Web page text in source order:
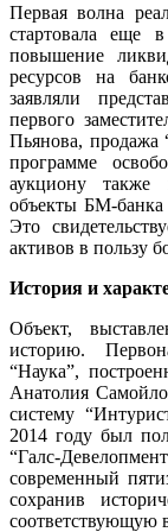
Первая волна
стартовала еще
повышение
ресурсов на
заявляли
первого
Пьянова, продажа
программе
аукциону также
объекты БМ-
Это
активов в пользу
История и
Объект,
историю.
“Наука”,
Анатолия
систему
2014 году был
“Галс-
современный
сохранив
соответствующую